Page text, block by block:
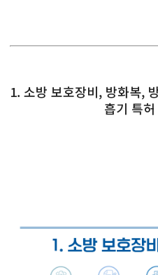
1. 소방 보호장비, 방화복,
흡기 특